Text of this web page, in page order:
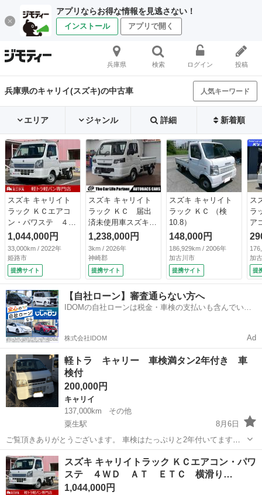
アプリならお得な情報を見逃さない！
インストール アプリで開く
兵庫県 検索 ログイン 投稿
兵庫県のキャリイ(スズキ)の中古車 人気キーワード
エリア ジャンル 詳細 新着順
スズキ キャリイト
ラック ＫＣエアコ
ン・パワステ ４Ｗ
Ｄ ＡＴ ＥＴＣ
横滑り防止装置 運
転席エアバック 助
手席エアバック Ａ
ＢＳ パワステ エ
アコンクーラー ア
オリプロテクター
ヘッドライトレベラ
イザー 純正ラジ
オ １２Ｖ電源ソケ
ット ドアバイザー
（検10.2）
1,044,000円
33,000km / 2022年
姫路市
提携サイト
スズキ キャリイト
ラック ＫＣ 届出
済未使用車スズキセ
ーフティサポート
デュアルセンサーブ
レーキサポートＩ
Ｉ 誤発進抑制機
能 前後パーキング
センサー ＬＥＤヘ
ッドライト 電波式
キーレスエントリ
ド アイドリングス
1,238,000円
3km / 2026年
神崎郡
提携サイト
スズキ キャリイト
ラック ＫＣ （検
10.8）
148,000円
186,929km / 2006年
加古川市
提携サイト
ス
ラ
ア
加
提
【自社ローン】審査通らない方へ
IDOMの自社ローンは税金・車検の支払いも含んでいる
株式会社IDOM Ad
軽トラ キャリー 車検満タン2年付き 車
検付
200,000円
キャリイ
137,000km
その他
粟生駅
8月6日
ご覧頂きありがとうございます。 車検はたっぷりと2年付いてます。
令和10年9月満了 走行距離 137000km エアコン効きます。 走る、
曲がる、止まる大丈夫です。車検を受けたてなので車検を受ける上で
の不良箇所...
兵庫 小野市 粟生駅 キャリイ
スズキ キャリイトラック ＫＣエアコン・パワ
ステ ４ＷＤ ＡＴ ＥＴＣ 横滑り…
1,044,000円